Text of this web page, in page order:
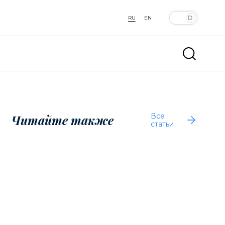
RU EN
Читайте также
Все
статьи